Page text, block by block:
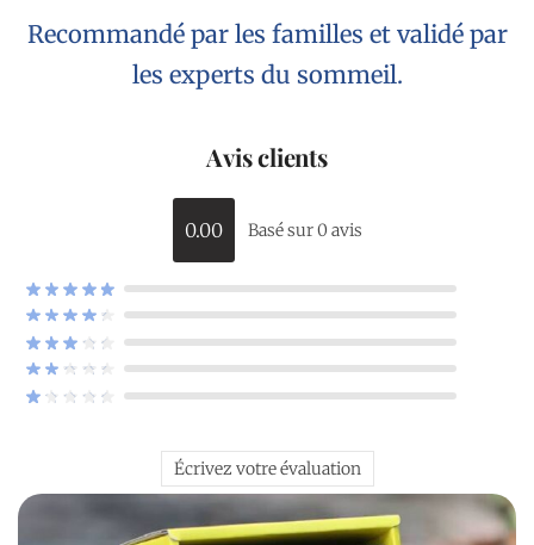
Recommandé par les familles et validé par
les experts du sommeil.
Avis clients
0.00 Basé sur 0 avis
Écrivez votre évaluation